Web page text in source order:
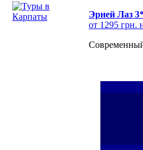
Эрней Лаз
от 1295 грн.
Современный